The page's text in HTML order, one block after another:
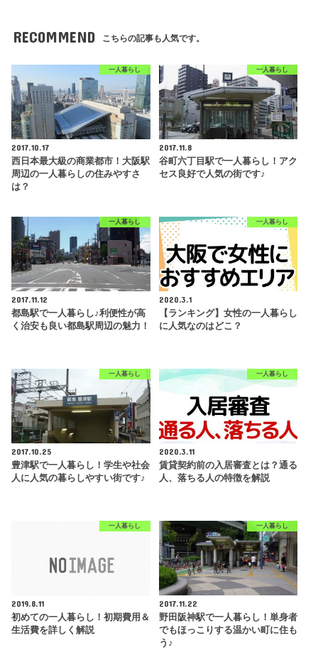
RECOMMEND こちらの記事も人気です。
一人暮らし
2017.10.17
西日本最大級の商業都市！大阪駅
周辺の一人暮らしの住みやすさ
は？
一人暮らし
2017.11.8
谷町六丁目駅で一人暮らし！アク
セス良好で人気の街です♪
一人暮らし
2017.11.12
都島駅で一人暮らし♪利便性が高
く治安も良い都島駅周辺の魅力！
一人暮らし
2020.3.1
【ランキング】女性の一人暮らし
に人気なのはどこ？
一人暮らし
2017.10.25
豊津駅で一人暮らし！学生や社会
人に人気の暮らしやすい街です♪
一人暮らし
2020.3.11
賃貸契約前の入居審査とは？通る
人、落ちる人の特徴を解説
一人暮らし
2019.8.11
初めての一人暮らし！初期費用＆
生活費を詳しく解説
一人暮らし
2017.11.22
野田阪神駅で一人暮らし！単身者
でもほっこりする温かい町に住も
う♪